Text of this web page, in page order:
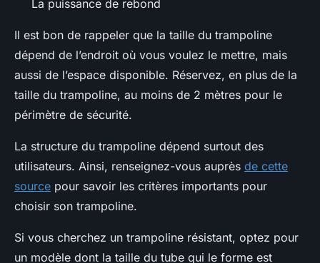
La puissance de rebond
Il est bon de rappeler que la taille du trampoline
dépend de l’endroit où vous voulez le mettre, mais
aussi de l’espace disponible. Réservez, en plus de la
taille du trampoline, au moins de 2 mètres pour le
périmètre de sécurité.
La structure du trampoline dépend surtout des
utilisateurs. Ainsi, renseignez-vous auprès de cette
source pour savoir les critères importants pour
choisir son trampoline.
Si vous cherchez un trampoline résistant, optez pour
un modèle dont la taille du tube qui le forme est